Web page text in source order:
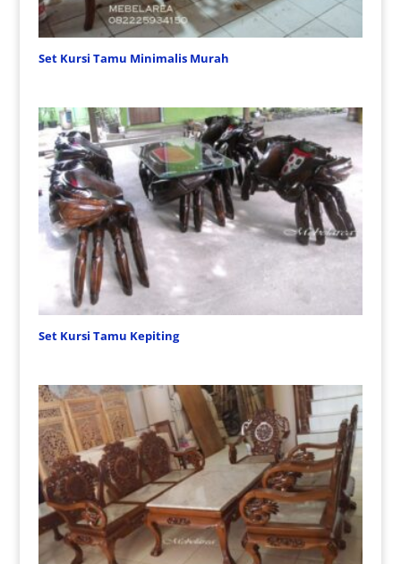
Set Kursi Tamu Minimalis Murah
Set Kursi Tamu Kepiting